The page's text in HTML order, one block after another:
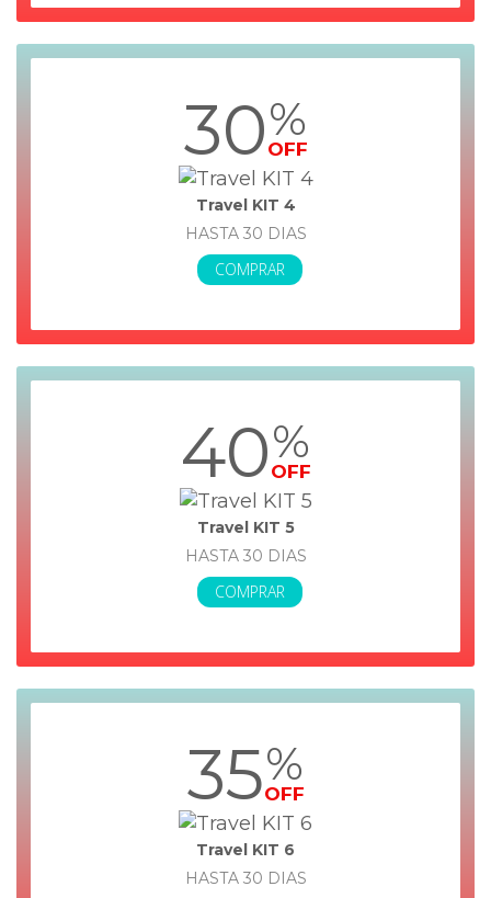
30%
OFF
Travel KIT 4
HASTA 30 DIAS
COMPRAR
40%
OFF
Travel KIT 5
HASTA 30 DIAS
COMPRAR
35%
OFF
Travel KIT 6
HASTA 30 DIAS